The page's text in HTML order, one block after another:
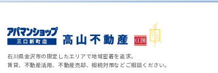
石川県金沢市の限定したエリアで地域密着を追求。
賃貸、不動産活用、不動産売却、相続対策などご相談ください。